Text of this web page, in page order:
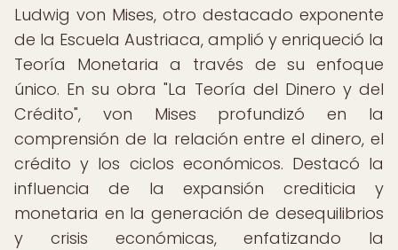
Ludwig von Mises, otro destacado exponente
de la Escuela Austriaca, amplió y enriqueció la
Teoría Monetaria a través de su enfoque
único. En su obra "La Teoría del Dinero y del
Crédito", von Mises profundizó en la
comprensión de la relación entre el dinero, el
crédito y los ciclos económicos. Destacó la
influencia de la expansión crediticia y
monetaria en la generación de desequilibrios
y crisis económicas, enfatizando la